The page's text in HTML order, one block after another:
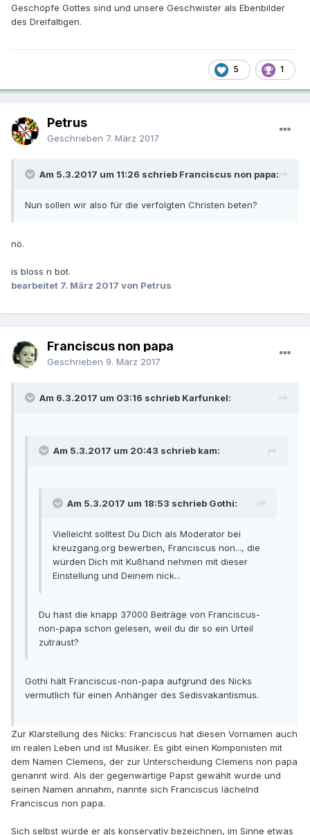
Geschöpfe Gottes sind und unsere Geschwister als Ebenbilder
des Dreifaltigen.
5 1
Petrus
Geschrieben 7. März 2017
Am 5.3.2017 um 11:26 schrieb Franciscus non papa:
Nun sollen wir also für die verfolgten Christen beten?
nö.
is bloss n bot.
bearbeitet 7. März 2017 von Petrus
Franciscus non papa
Geschrieben 9. März 2017
Am 6.3.2017 um 03:16 schrieb Karfunkel:
Am 5.3.2017 um 20:43 schrieb kam:
Am 5.3.2017 um 18:53 schrieb Gothi:
Vielleicht solltest Du Dich als Moderator bei
kreuzgang.org bewerben, Franciscus non..., die
würden Dich mit Kußhand nehmen mit dieser
Einstellung und Deinem nick...
Du hast die knapp 37000 Beiträge von Franciscus-
non-papa schon gelesen, weil du dir so ein Urteil
zutraust?
Gothi hält Franciscus-non-papa aufgrund des Nicks
vermutlich für einen Anhänger des Sedisvakantismus.
Zur Klarstellung des Nicks: Franciscus hat diesen Vornamen auch
im realen Leben und ist Musiker. Es gibt einen Komponisten mit
dem Namen Clemens, der zur Unterscheidung Clemens non papa
genannt wird. Als der gegenwärtige Papst gewählt wurde und
seinen Namen annahm, nannte sich Franciscus lächelnd
Franciscus non papa.
Sich selbst würde er als konservativ bezeichnen, im Sinne etwas